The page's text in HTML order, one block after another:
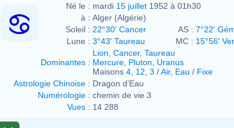
Né le : mardi 15 juillet 1952 à 01h30
à : Alger (Algérie)
Soleil : 22°30' Cancer AS : 7°22'
Lune : 3°43' Taureau MC : 15°56'
Dominantes :
Lion Cancer, Taureau
Mercure Pluton
Uranus
Maisons 4 12 3 /Air, Eau / Fixe
Astrologie Chinoise : Dragon d'Eau
Numérologie : chemin de vie 3
Vues : 14 288